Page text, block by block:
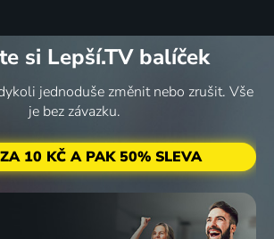
si Lepší.TV balíček
jednoduše změnit nebo zrušit. Vše
je bez závazku.
10 KČ A PAK 50% SLEVA